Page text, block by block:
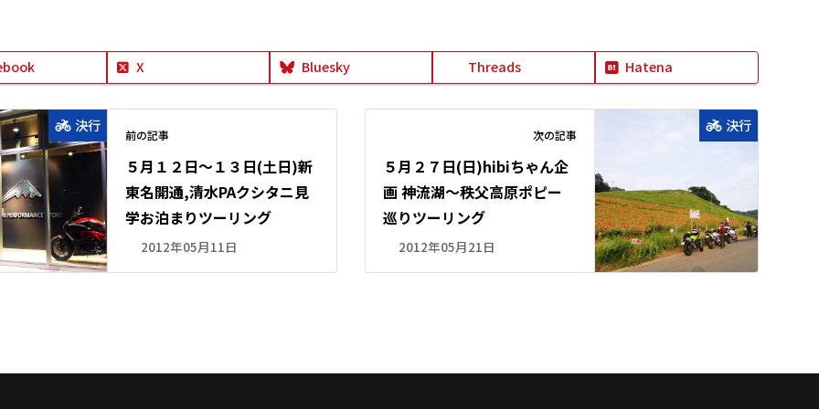
X Bluesky Threads Hatena
決行
前の記事
５月１２日～１３日(土日)新
東名開通,清水PAクシタニ見
学お泊まりツーリング
2012年05月11日
決行
次の記事
５月２７日(日)hibiちゃん企
画 神流湖～秩父高原ポピー
巡りツーリング
2012年05月21日